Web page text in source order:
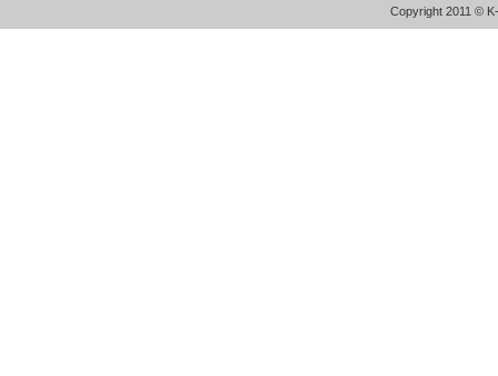
Copyright 2011 ©